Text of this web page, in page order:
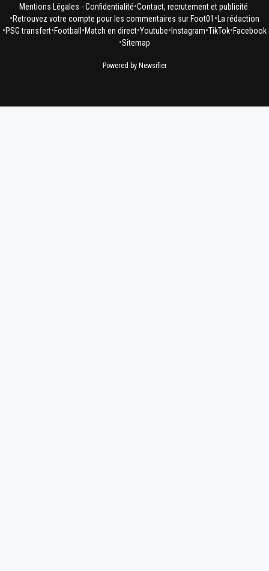
Mentions Légales - Confidentialité•Contact, recrutement et publicité
•Retrouvez votre compte pour les commentaires sur Foot01 • La rédaction
•PSG transfert•Football •Match en direct•Youtube• Instagram•TikTok•Facebook
•Sitemap
Powered by Newsifier